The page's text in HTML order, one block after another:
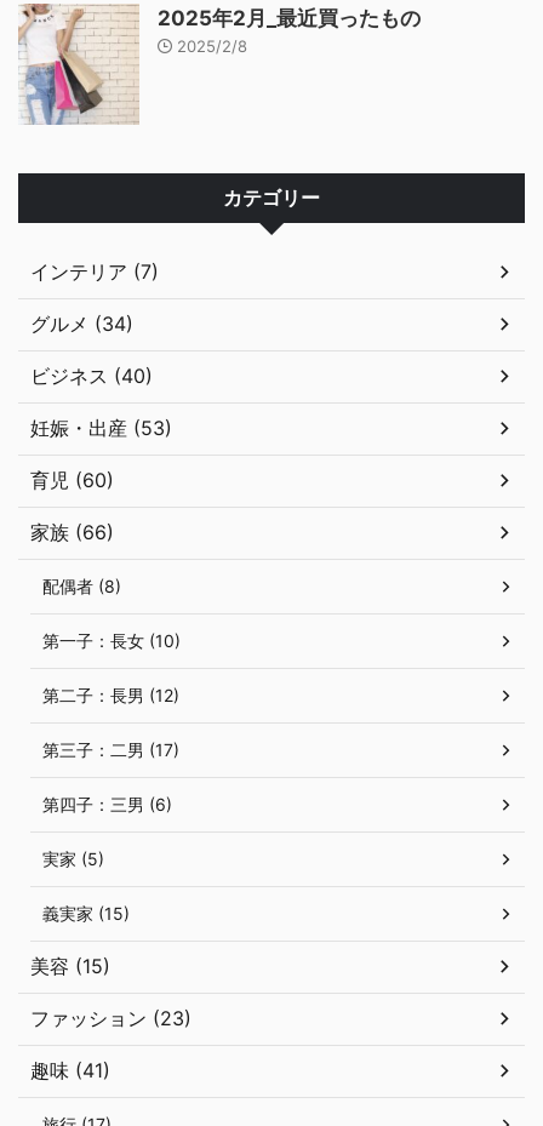
2025年2月_最近買ったもの
2025/2/8
カテゴリー
インテリア (7)
グルメ (34)
ビジネス (40)
妊娠・出産 (53)
育児 (60)
家族 (66)
配偶者 (8)
第一子：長女 (10)
第二子：長男 (12)
第三子：二男 (17)
第四子：三男 (6)
実家 (5)
義実家 (15)
美容 (15)
ファッション (23)
趣味 (41)